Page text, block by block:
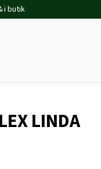
i butik
LINDA